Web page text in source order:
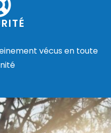
vécus en toute